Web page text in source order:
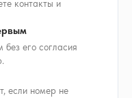
контакты и
его согласия
если номер не